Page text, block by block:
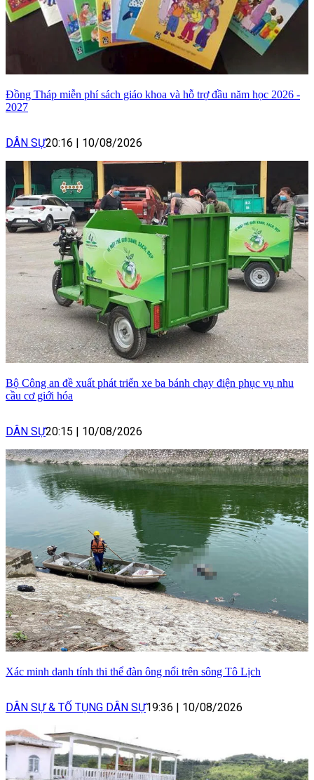
Đồng Tháp miễn phí sách giáo khoa và hỗ trợ đầu năm học 2026 -
2027
DÂN SỰ20:16 10/08/2026
Bộ Công an đề xuất phát triển xe ba bánh chạy điện phục vụ nhu
cầu cơ giới hóa
DÂN SỰ20:15 10/08/2026
Xác minh danh tính thi thể đàn ông nổi trên sông Tô Lịch
DÂN SỰ & TỐ TỤNG DÂN SỰ19:36 10/08/2026